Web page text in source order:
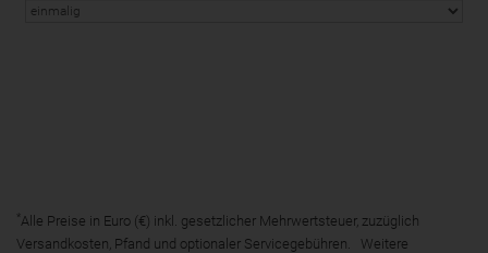
*Alle Preise in Euro (€) inkl. gesetzlicher Mehrwertsteuer, zuzüglich
Versandkosten, Pfand und optionaler Servicegebühren. Weitere